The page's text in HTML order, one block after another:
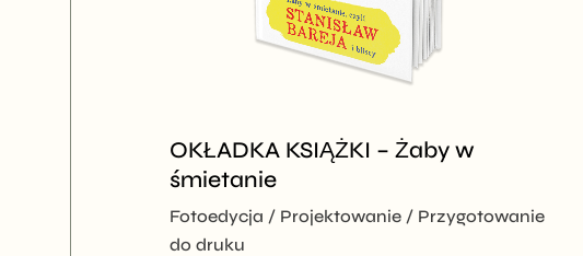
OKŁADKA KSIĄŻKI – Żaby w
śmietanie
Fotoedycja Projektowanie
Przygotowanie
do druku